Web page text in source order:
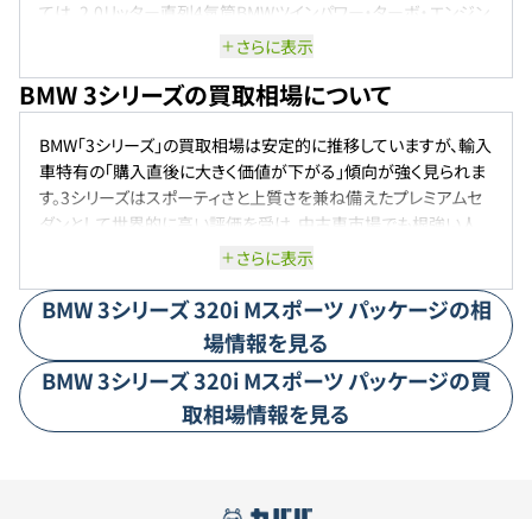
ては、2.0リッター直列4気筒BMWツインパワー・ターボ・エンジン
を搭載し、俊敏で快適なドライビングを実現しています。また、最
り、快適性と安全性を高い次元で両立しています。このように、
BMW 3シリーズは日常の移動からスポーティな走りまで、多様な
ニーズに応える一台です。
さらに表示
BMW 3シリーズの買取相場について
BMW「3シリーズ」の買取相場は安定的に推移していますが、輸入
車特有の「購入直後に大きく価値が下がる」傾向が強く見られま
す。3シリーズはスポーティさと上質さを兼ね備えたプレミアムセ
ダンとして世界的に高い評価を受け、中古車市場でも根強い人
気を誇ります。ただし、年式が古くなるにつれて急激に値下がり
ングでは旧型の相場が一時的に下がることもあります。Mスポー
ツや高性能グレード、ディーゼルモデルは需要が高く、相対的に
良好な価格を維持しやすいものの、過走行やメンテナンス履歴が
不明な車両は査定額が大きく下がるケースもあります。総じて、3
シリーズは輸入車の中でもリセールバリューが良好なモデルの一
つですが、「購入直後の価値下落が大きい」ことを考慮する必要
さらに表示
BMW3シリーズ320i Mスポーツ パッケージの相
場情報を見る
BMW3シリーズ320i Mスポーツ パッケージの買
取相場情報を見る